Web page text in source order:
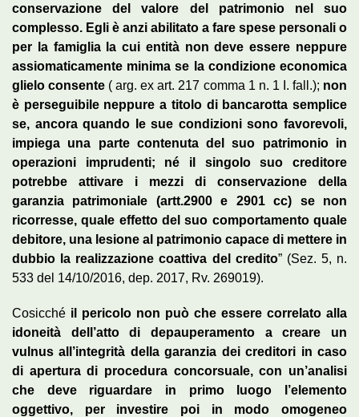
conservazione del valore del patrimonio nel suo
complesso. Egli è anzi abilitato a fare spese personali o
per la famiglia la cui entità non deve essere neppure
assiomaticamente minima se la condizione economica
glielo consente ( arg. ex art. 217 comma 1 n. 1 I. fall.); non
è perseguibile neppure a titolo di bancarotta semplice
se, ancora quando le sue condizioni sono favorevoli,
impiega una parte contenuta del suo patrimonio in
operazioni imprudenti; né il singolo suo creditore
potrebbe attivare i mezzi di conservazione della
garanzia patrimoniale (artt.2900 e 2901 cc) se non
ricorresse, quale effetto del suo comportamento quale
debitore, una lesione al patrimonio capace di mettere in
dubbio la realizzazione coattiva del credito” (Sez. 5, n.
533 del 14/10/2016, dep. 2017, Rv. 269019).
Cosicché il pericolo non può che essere correlato alla
idoneità dell’atto di depauperamento a creare un
vulnus all’integrità della garanzia dei creditori in caso
di apertura di procedura concorsuale, con un’analisi
che deve riguardare in primo luogo l’elemento
oggettivo, per investire poi in modo omogeneo